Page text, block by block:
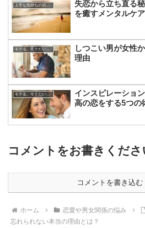
失恋から立ち直る
を癒すメンタルケ
モテる、モテたい、今すぐ役立つ恋愛心理学
しつこい男が女性
理由
モテる、モテたい、今すぐ役立つ恋愛心理学
インスピレーショ
高の恋をする5つの
コメントをお書きくださ
コメントを書き込む
ホーム 恋愛や男女関係の悩み
忘れられない本当の理由とは？